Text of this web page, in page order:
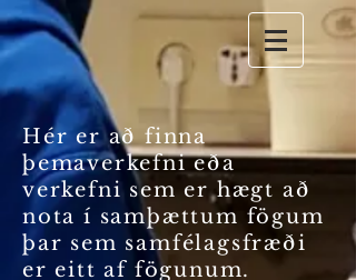
Hér er að finna
þemaverkefni eða
verkefni sem er hægt að
nota í samþættum fögum
þar sem samfélagsfræði
er eitt af fögunum.